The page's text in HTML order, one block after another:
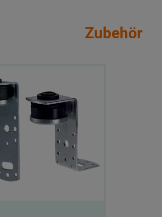
Zubehör